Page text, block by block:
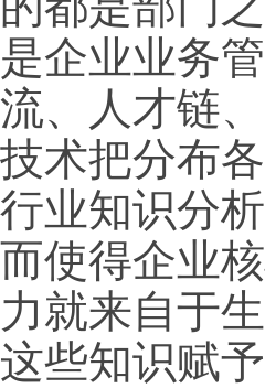
是企业业务
流、人才链
技术把分布
行业知识分
而使得企业
力就来自于
这些知识赋